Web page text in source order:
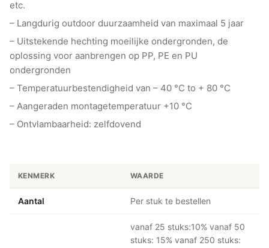
etc.
– Langdurig outdoor duurzaamheid van maximaal 5 jaar
– Uitstekende hechting moeilijke ondergronden, de
oplossing voor aanbrengen op PP, PE en PU
ondergronden
– Temperatuurbestendigheid van – 40 °C to + 80 °C
– Aangeraden montagetemperatuur +10 °C
– Ontvlambaarheid: zelfdovend
KENMERK WAARDE
Aantal Per stuk te bestellen
vanaf 25 stuks:10% vanaf 50
stuks: 15% vanaf 250 stuks: